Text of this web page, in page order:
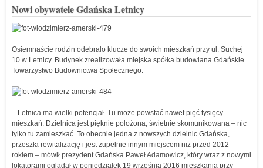
Nowi obywatele Gdańska Letnicy
Osiemnaście rodzin odebrało klucze do swoich mieszkań przy ul. Suchej
10 w Letnicy. Budynek zrealizowała miejska spółka budowlana Gdańskie
Towarzystwo Budownictwa Społecznego.
– Letnica ma wielki potencjał. Tu może powstać nawet pięć tysięcy
mieszkań. Dzielnica jest pięknie położona, świetnie skomunikowana – nic
tylko tu zamieszkać. To obecnie jedna z nowszych dzielnic Gdańska,
przeszła rewitalizację i jest zupełnie innym miejscem niż przed 2012
rokiem – mówił prezydent Gdańska Paweł Adamowicz, który wraz z nowymi
lokatorami oglądał w poniedziałek 19 września 2016 mieszkania przy